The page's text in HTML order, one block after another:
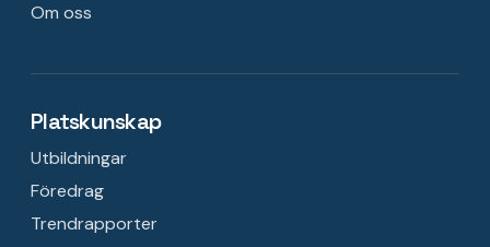
Om oss
Platskunskap
Utbildningar
Föredrag
Trendrapporter